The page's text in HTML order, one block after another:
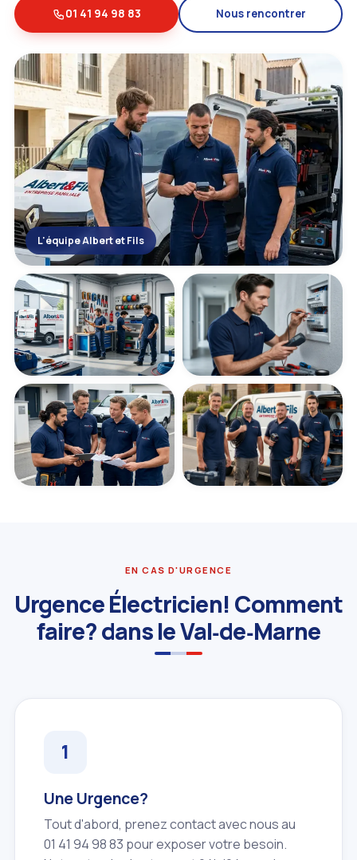
01 41 94 98 83 Nous rencontrer
L'équipe Albert et Fils
EN CAS D'URGENCE
Urgence Électricien! Comment
faire? dans le Val‑de‑Marne
Une Urgence?
Tout d'abord, prenez contact avec nous au
01 41 94 98 83 pour exposer votre besoin.